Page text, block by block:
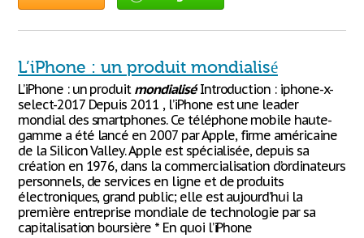
L’iPhone : un produit mondialisé
L’iPhone : un produit mondialiséIntroduction : iphone-x-
select-2017 Depuis 2011 , l’iPhone est une leader
mondial des smartphones. Ce téléphone mobile haute-
gamme a été lancé en 2007 par Apple, firme américaine
de la Silicon Valley. Apple est spécialisée, depuis sa
création en 1976, dans la commercialisation d’ordinateurs
personnels, de services en ligne et de produits
électroniques, grand public; elle est aujourd’hui la
première entreprise mondiale de technologie par sa
capitalisation boursière * En quoi l’iPhone